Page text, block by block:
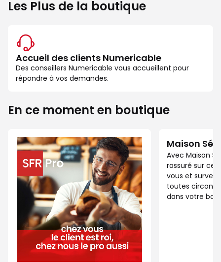
Les Plus de la boutique
Accueil des clients Numericable
Des conseillers Numericable vous accueillent pour
répondre à vos demandes.
En ce moment en boutique
Maison
Avec Maison
rassuré sur ce
vous et
toutes
dans votre